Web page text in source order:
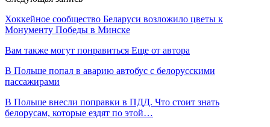
Хоккейное сообщество Беларуси возложило цветы к
Монументу Победы в Минске
Вам также могут понравиться Еще от автора
В Польше попал в аварию автобус с белорусскими
пассажирами
В Польше внесли поправки в ПДД. Что стоит знать
белорусам, которые ездят по этой…